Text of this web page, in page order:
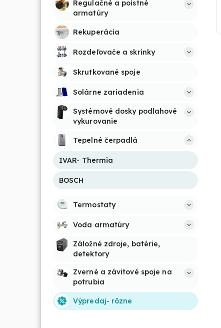
Regulačné a poistné
armatúry
Rekuperácia
Rozdeľovače a skrinky
Skrutkované spoje
Solárne zariadenia
Systémové dosky podlahové
vykurovanie
Tepelné čerpadlá
IVAR- Thermia
BOSCH
Termostaty
Voda armatúry
Záložné zdroje, batérie,
detektory
Zverné a závitové spoje na
potrubia
Výpredaj- rôzne